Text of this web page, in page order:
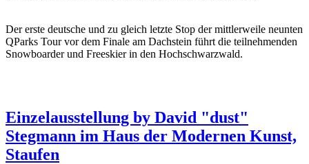
Der erste deutsche und zu gleich letzte Stop der mittlerweile neunten
QParks Tour vor dem Finale am Dachstein führt die teilnehmenden
Snowboarder und Freeskier in den Hochschwarzwald.
Einzelausstellung by David "dust"
Stegmann im Haus der Modernen Kunst,
Staufen